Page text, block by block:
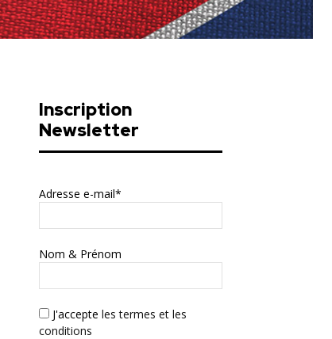
Inscription
Newsletter
Adresse e-mail*
Nom & Prénom
J'accepte les termes et les
conditions